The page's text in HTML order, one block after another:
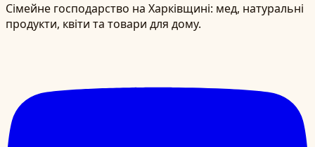
Сімейне господарство на Харківщині: мед, натуральні
продукти, квіти та товари для дому.